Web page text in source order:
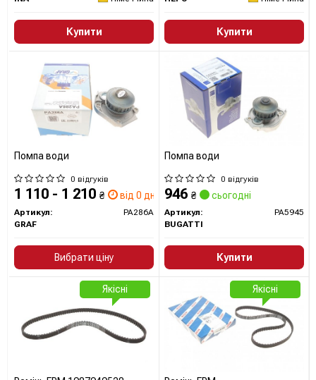
Купити Купити
Помпа води
0 відгуків
1 110 - 1 210 ₴ від 0 дн.
Артикул:
PA286A
GRAF
Вибрати ціну
Помпа води
0 відгуків
946 ₴ сьогодні
Артикул:
PA5945
BUGATTI
Купити
Якісні Якісні